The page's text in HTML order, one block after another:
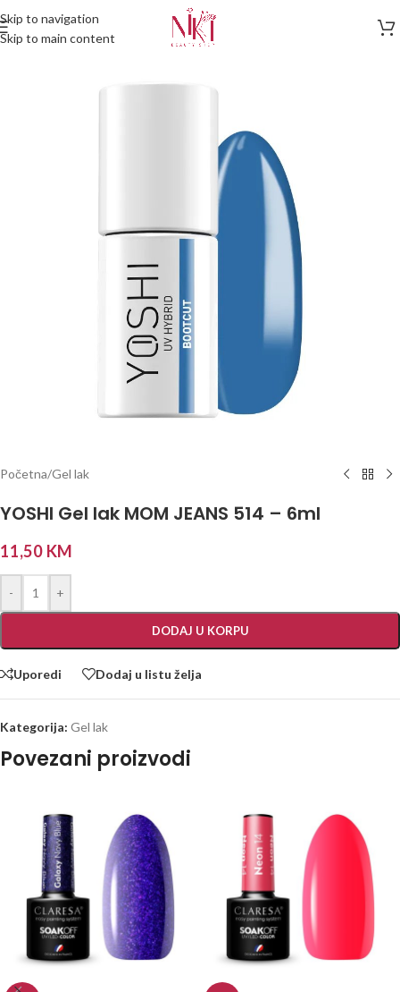
Skip to navigation
Skip to main content
Početna/Gel lak
YOSHI Gel lak MOM JEANS 514 – 6ml
11,50 KM
- +
DODAJ U KORPU
Uporedi Dodaj u listu želja
Kategorija: Gel lak
Povezani proizvodi